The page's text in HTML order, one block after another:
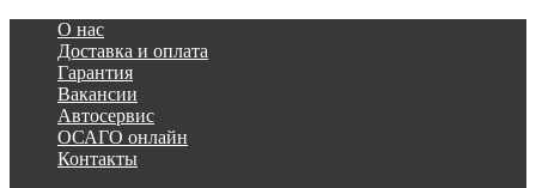
О нас
Доставка и оплата
Гарантия
Вакансии
Автосервис
ОСАГО онлайн
Контакты